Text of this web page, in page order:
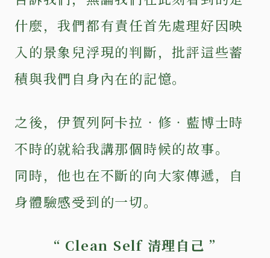
什麼，我們都有責任首先處理好因映
入的景象兒浮現的判斷，批評這些蓄
積與我們自身內在的記憶。
之後，伊賀列阿卡拉‧修‧藍博士時
不時的就給我講那個時候的故事。
同時，他也在不斷的向大家傳遞，自
身體驗感受到的一切。
“ Clean Self 清理自己 ”